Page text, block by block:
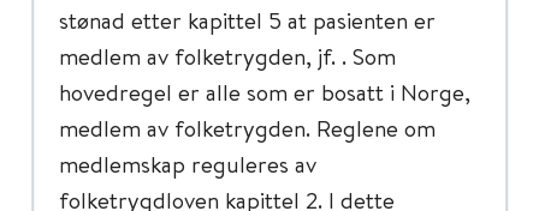
stønad etter kapittel 5 at pasienten er
medlem av folketrygden, jf. . Som
hovedregel er alle som er bosatt i Norge,
medlem av folketrygden. Reglene om
medlemskap reguleres av
folketrygdloven kapittel 2. I dette